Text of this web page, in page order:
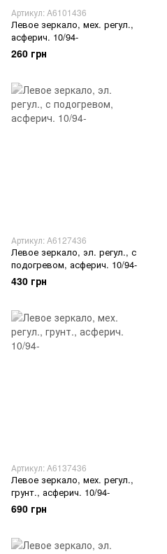
Артикул: A6101436
Левое зеркало, мех. регул.,
асферич. 10/94-
260 грн
Артикул: A6127436
Левое зеркало, эл. регул., с
подогревом, асферич. 10/94-
430 грн
Артикул: A6137436
Левое зеркало, мех. регул.,
грунт., асферич. 10/94-
690 грн